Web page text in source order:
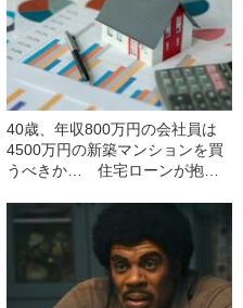
40歳、年収800万円の会社員は
4500万円の新築マンションを買
うべきか… 住宅ローンが抱え